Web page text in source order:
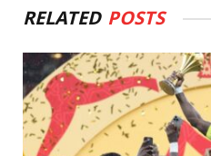
RELATED POSTS